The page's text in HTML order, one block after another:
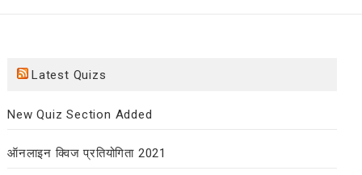
Latest Quizs
New Quiz Section Added
ऑनलाइन क्विज प्रतियोगिता 2021